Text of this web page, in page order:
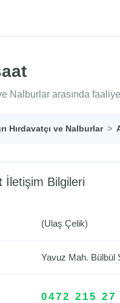
ve Nalburlar arasında
Hırdavatçı ve Nalburlar
İletişim Bilgileri
(Ulaş Çelik)
Yavuz Mah. Bülbül
0472 215 27